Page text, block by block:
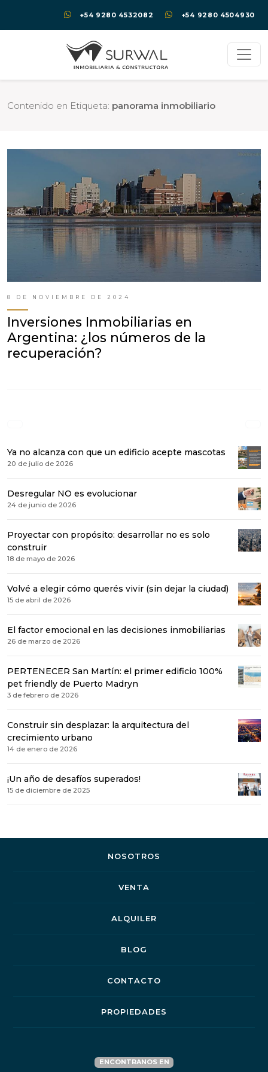
+54 9280 4532082 +54 9280 4504930
Contenido en Etiqueta: panorama inmobiliario
8 DE NOVIEMBRE DE 2024
Inversiones Inmobiliarias en
Argentina: ¿los números de la
recuperación?
Ya no alcanza con que un edificio acepte mascotas
20 de julio de 2026
Desregular NO es evolucionar
24 de junio de 2026
Proyectar con propósito: desarrollar no es solo
construir
18 de mayo de 2026
Volvé a elegir cómo querés vivir (sin dejar la ciudad)
15 de abril de 2026
El factor emocional en las decisiones inmobiliarias
26 de marzo de 2026
PERTENECER San Martín: el primer edificio 100%
pet friendly de Puerto Madryn
3 de febrero de 2026
Construir sin desplazar: la arquitectura del
crecimiento urbano
14 de enero de 2026
¡Un año de desafíos superados!
15 de diciembre de 2025
NOSOTROS
VENTA
ALQUILER
BLOG
CONTACTO
PROPIEDADES
ENCONTRANOS EN